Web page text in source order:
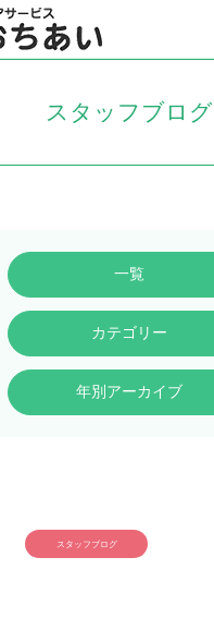
スタッフブログ
一覧
カテゴリー
年別アーカイブ
スタッフブログ